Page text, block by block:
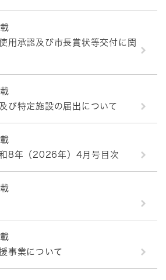
用承認及び市長賞状等交付に関
び特定施設の届出について
8年（2026年）4月号目次
事業について